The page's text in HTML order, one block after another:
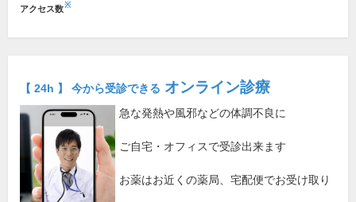
アクセス数※
【 24h 】 今から受診できる オンライン診療
急な発熱や風邪などの体調不良に
ご自宅・オフィスで受診出来ます
お薬はお近くの薬局、宅配便でお受け取り